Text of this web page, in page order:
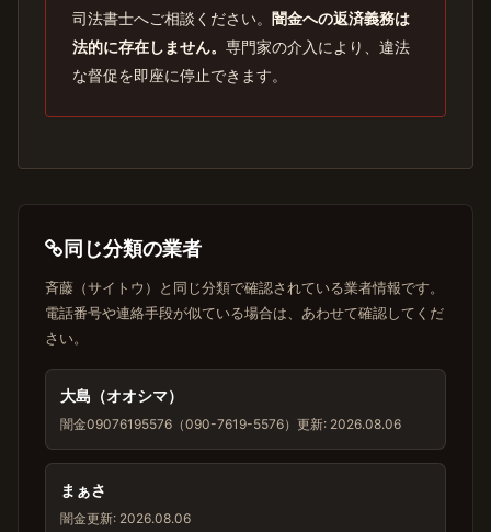
司法書士へご相談ください。 闇金への返済義務は
法的に存在しません。 専門家の介入により、違法
な督促を即座に停止できます。
同じ分類の業者
斉藤（サイトウ）と同じ分類で確認されている業者情報です。
電話番号や連絡手段が似ている場合は、あわせて確認してくだ
さい。
大島（オオシマ）
闇金09076195576（090-7619-5576） 更新: 2026.08.06
まぁさ
闇金更新: 2026.08.06